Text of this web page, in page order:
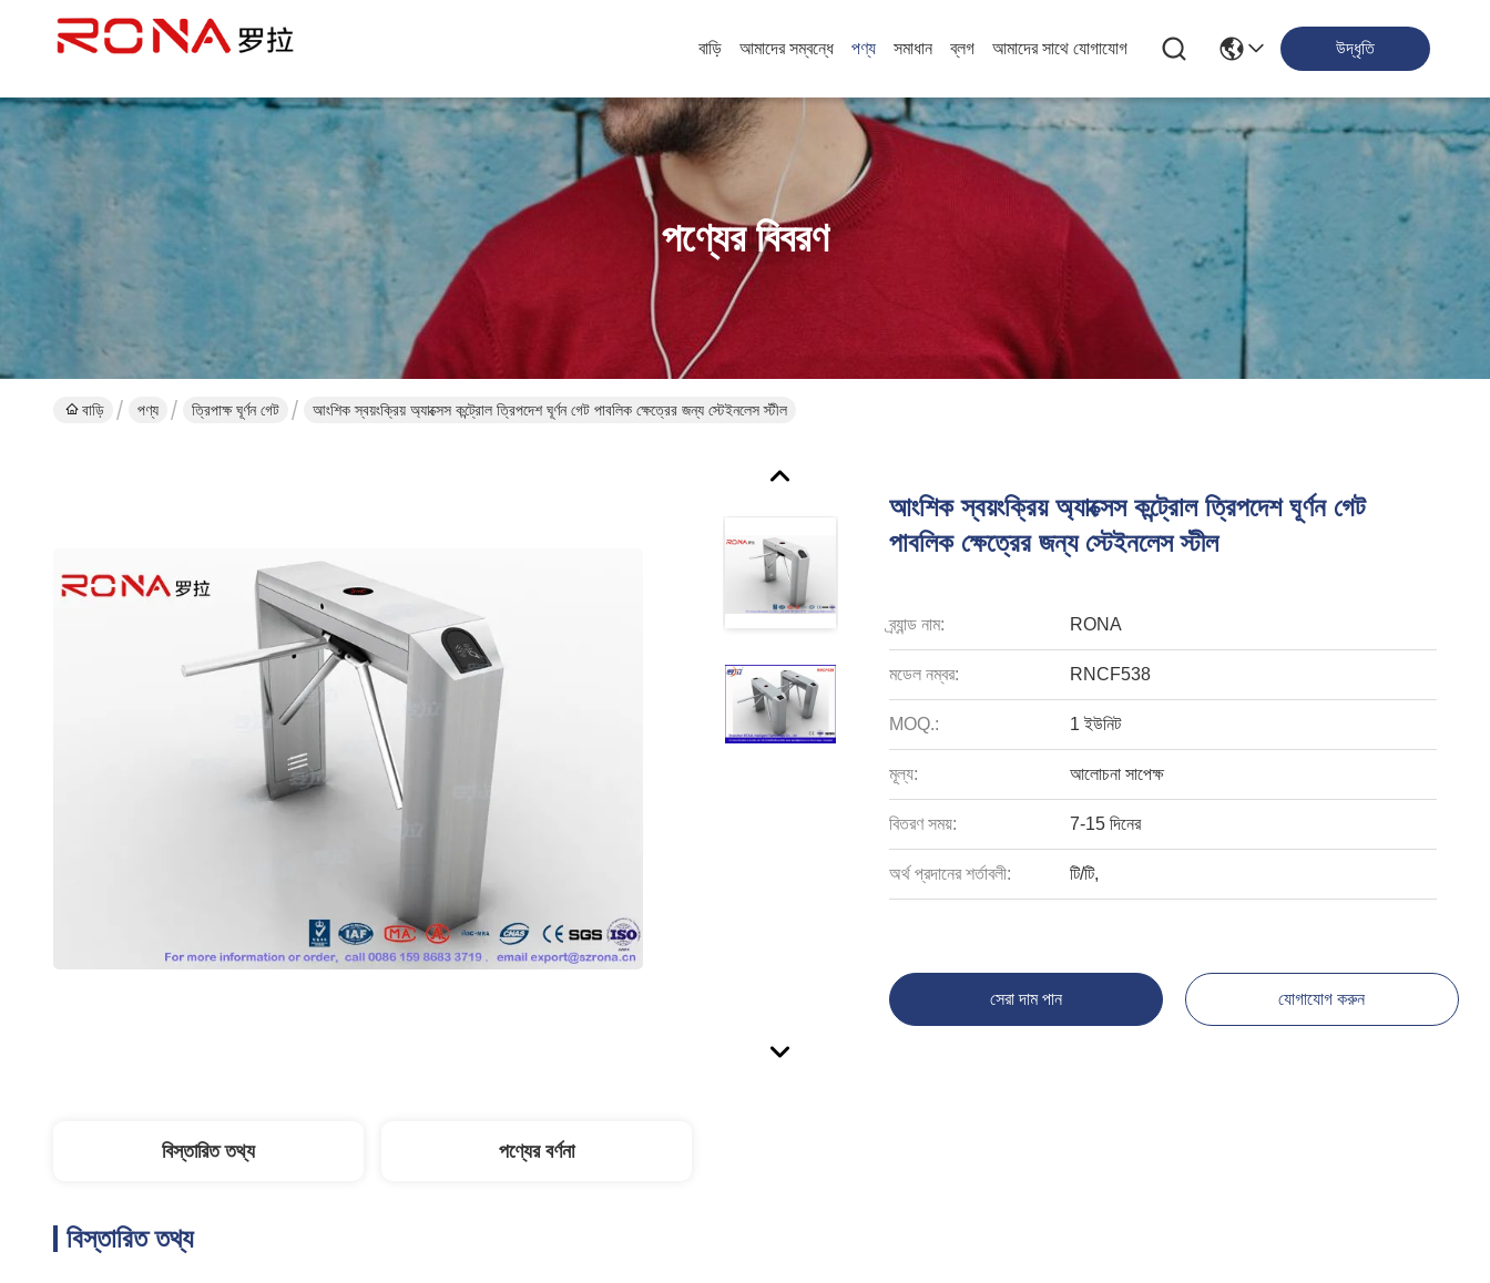
বাড়ি আমাদের সম্বন্ধে পণ্য সমাধান ব্লগ আমাদের সাথে যোগাযোগ উদ্ধৃতি
পণ্যের বিবরণ
বাড়ি পণ্য ত্রিপাক্ষ ঘূর্ণন গেট আংশিক স্বয়ংক্রিয় অ্যাক্সেস কন্ট্রোল ত্রিপদেশ ঘূর্ণন গেট পাবলিক ক্ষেত্রের জন্য স্টেইনলেস স্টীল
আংশিক স্বয়ংক্রিয় অ্যাক্সেস কন্ট্রোল ত্রিপদেশ ঘূর্ণন গেট
পাবলিক ক্ষেত্রের জন্য স্টেইনলেস স্টীল
ব্র্যান্ড নাম: RONA
মডেল নম্বর: RNCF538
MOQ.: 1 ইউনিট
মূল্য: আলোচনা সাপেক্ষ
বিতরণ সময়: 7-15 দিনের
অর্থ প্রদানের শর্তাবলী: টি/টি,
সেরা দাম পান যোগাযোগ করুন
বিস্তারিত তথ্য পণ্যের বর্ণনা
বিস্তারিত তথ্য